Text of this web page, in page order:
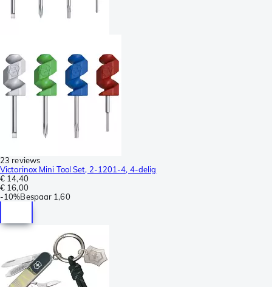
23 reviews
Victorinox Mini Tool Set, 2-1201-4, 4-delig
€ 14,40
€ 16,00
-10%Bespaar 1,60